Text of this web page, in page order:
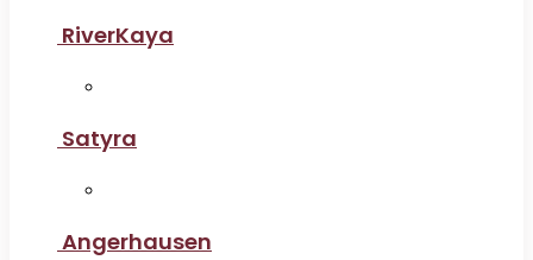
RiverKaya
Satyra
Angerhausen